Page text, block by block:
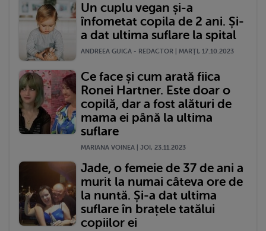
Un cuplu vegan și-a
înfometat copila de 2 ani. Și-
a dat ultima suflare la spital
ANDREEA GUICA - REDACTOR | MARŢI, 17.10.2023
Ce face și cum arată fiica
Ronei Hartner. Este doar o
copilă, dar a fost alături de
mama ei până la ultima
suflare
MARIANA VOINEA | JOI, 23.11.2023
Jade, o femeie de 37 de ani a
murit la numai câteva ore de
la nuntă. Și-a dat ultima
suflare în brațele tatălui
copiilor ei